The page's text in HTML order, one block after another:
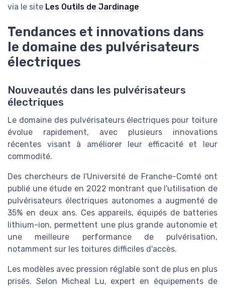
via le site Les Outils de Jardinage
Tendances et innovations dans
le domaine des pulvérisateurs
électriques
Nouveautés dans les pulvérisateurs
électriques
Le domaine des pulvérisateurs électriques pour toiture
évolue rapidement, avec plusieurs innovations
récentes visant à améliorer leur efficacité et leur
commodité.
Des chercheurs de l'Université de Franche-Comté ont
publié une étude en 2022 montrant que l'utilisation de
pulvérisateurs électriques autonomes a augmenté de
35% en deux ans. Ces appareils, équipés de batteries
lithium-ion, permettent une plus grande autonomie et
une meilleure performance de pulvérisation,
notamment sur les toitures difficiles d'accès.
Les modèles avec pression réglable sont de plus en plus
prisés. Selon Micheal Lu, expert en équipements de